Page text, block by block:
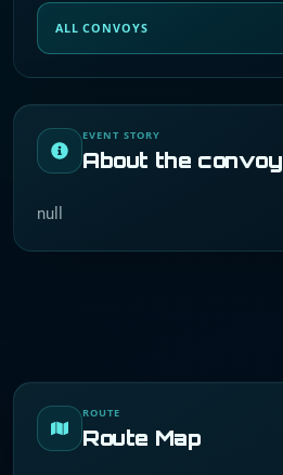
EVENT STORY
About the convoy
null
ROUTE
Route Map
ALL CONVOYS